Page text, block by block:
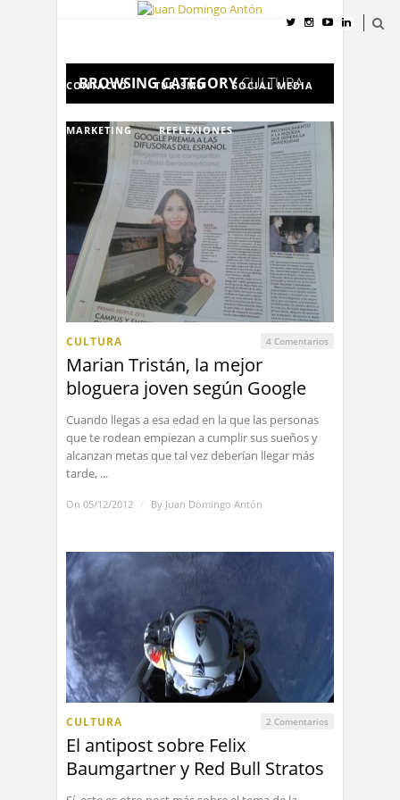
CONTACTO TURISMO SOCIAL MEDIA
MARKETING REFLEXIONES
BROWSING CATEGORYCULTURA
CULTURA 4 Comentarios
Marian Tristán, la mejor
bloguera joven según Google
Cuando llegas a esa edad en la que las personas
que te rodean empiezan a cumplir sus sueños y
alcanzan metas que tal vez deberían llegar más
tarde, ...
On 05/12/2012 / By Juan Domingo Antón
CULTURA 2 Comentarios
El antipost sobre Felix
Baumgartner y Red Bull Stratos